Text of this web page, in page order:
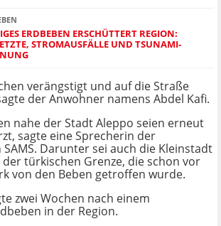
ERDBEBEN ERSCHÜTTERT REGION:
STROMAUSFÄLLE UND TSUNAMI-
verängstigt und auf die Straße
der Anwohner namens Abdel Kafi.
nahe der Stadt Aleppo seien erneut
sagte eine Sprecherin der
Darunter sei auch die Kleinstadt
türkischen Grenze, die schon vor
von den Beben getroffen wurde.
zwei Wochen nach einem
in der Region.